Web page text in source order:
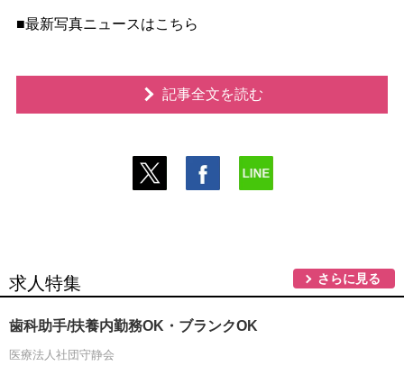
■最新写真ニュースはこちら
記事全文を読む
求人特集 さらに見る
歯科助手/扶養内勤務OK・ブランクOK
医療法人社団守静会